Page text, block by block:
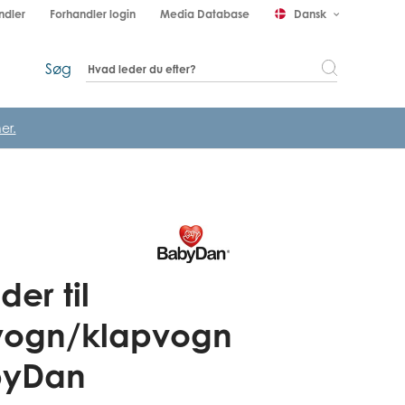
Forhandler login Media Database Dansk keyboard_arrow_down
Søg
til
klapvogn